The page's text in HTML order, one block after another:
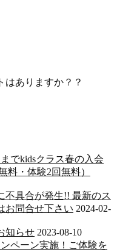
はありますか？？
でkidsクラス春の入会
料・体験2回無料）
不具合が発生!! 最新のス
お問合せ下さい 2024-02-
知らせ 2023-08-10
ペーン実施！ご体験を